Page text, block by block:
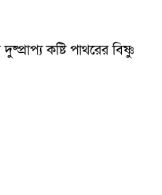
কষ্টি পাথরের বিষ্ণু